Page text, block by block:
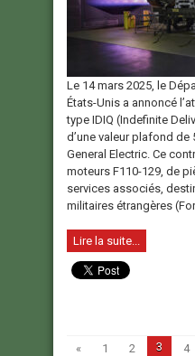
Le 14 mars 2025, le
États-Unis a annoncé
type IDIQ (Indefinite
d’une valeur plafond
General Electric. Ce
moteurs F110-129, de
services associés,
militaires étrangères
Lire la suite...
« 1 2 3 4